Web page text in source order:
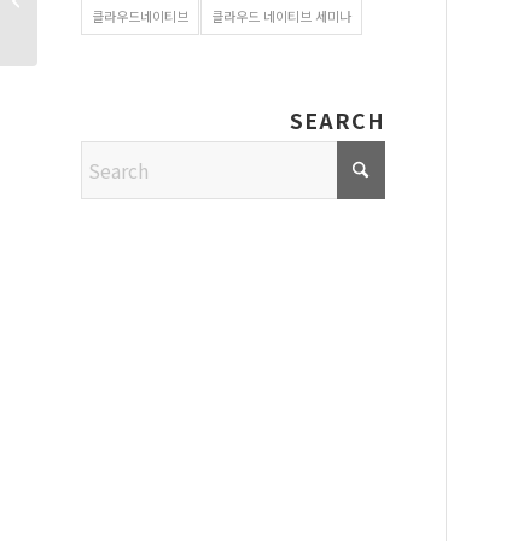
클라우드네이티브 클라우드 네이티브 세미나
SEARCH
OPENMARU APM
구매하는 �...